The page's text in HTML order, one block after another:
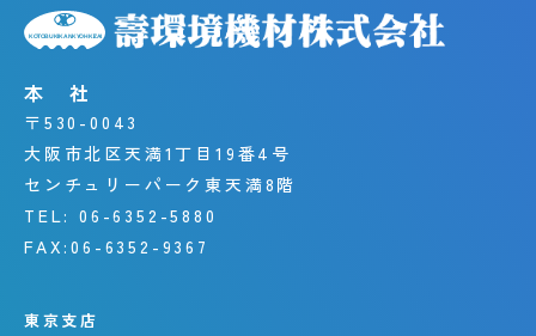
本 社
〒530-0043
大阪市北区天満1丁目19番4号
センチュリーパーク東天満8階
TEL: 06-6352-5880
FAX:06-6352-9367
東京支店